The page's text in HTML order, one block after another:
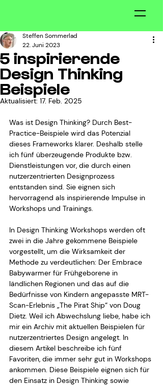
5 inspirierende
Design Thinking
Beispiele
Steffen Sommerlad
22. Juni 2023
Aktualisiert: 17. Feb. 2025
Was ist Design Thinking? Durch Best-
Practice-Beispiele wird das Potenzial
dieses Frameworks klarer. Deshalb stelle
ich fünf überzeugende Produkte bzw.
Dienstleistungen vor, die durch einen
nutzerzentrierten Designprozess
entstanden sind. Sie eignen sich
hervorragend als inspirierende Impulse in
Workshops und Trainings.
In Design Thinking Workshops werden oft
zwei in die Jahre gekommene Beispiele
vorgestellt, um die Wirksamkeit der
Methode zu verdeutlichen: Der Embrace
Babywarmer für Frühgeborene in
ländlichen Regionen und das auf die
Bedürfnisse von Kindern angepasste MRT-
Scan-Erlebnis „The Pirat Ship“ von Doug
Dietz. Weil ich Abwechslung liebe, habe ich
mir ein Archiv mit aktuellen Beispielen für
nutzerzentriertes Design angelegt. In
diesem Artikel beschreibe ich fünf
Favoriten, die immer sehr gut in Workshops
ankommen. Diese Beispiele eignen sich für
den Einsatz in Design Thinking sowie